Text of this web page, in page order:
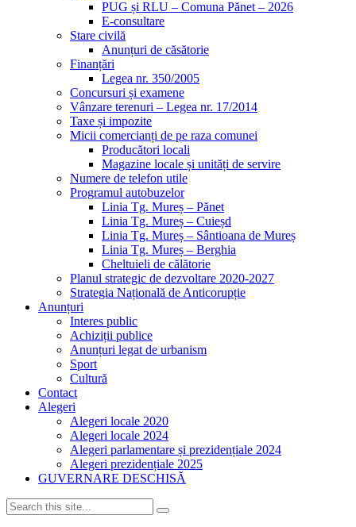
PUG și RLU – Comuna Pănet – 2026
E-consultare
Stare civilă
Anunțuri de căsătorie
Finanțări
Legea nr. 350/2005
Concursuri și examene
Vânzare terenuri – Legea nr. 17/2014
Taxe și impozite
Micii comercianți de pe raza comunei
Producători locali
Magazine locale și unități de servire
Numere de telefon utile
Programul autobuzelor
Linia Tg. Mureș – Pănet
Linia Tg. Mureș – Cuieșd
Linia Tg. Mureș – Sântioana de Mureș
Linia Tg. Mureș – Berghia
Cheltuieli de călătorie
Planul strategic de dezvoltare 2020-2027
Strategia Națională de Anticorupție
Anunțuri
Interes public
Achiziții publice
Anunțuri legat de urbanism
Sport
Cultură
Contact
Alegeri
Alegeri locale 2020
Alegeri locale 2024
Alegeri parlamentare și prezidențiale 2024
Alegeri prezidențiale 2025
GUVERNARE DESCHISĂ